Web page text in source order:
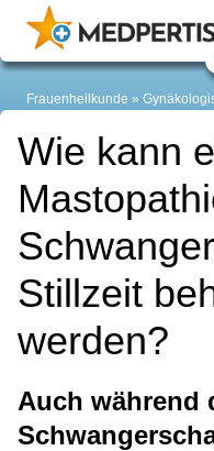
Frauenheilkunde
Wie kann
Stillzeit
werden?
Auch während